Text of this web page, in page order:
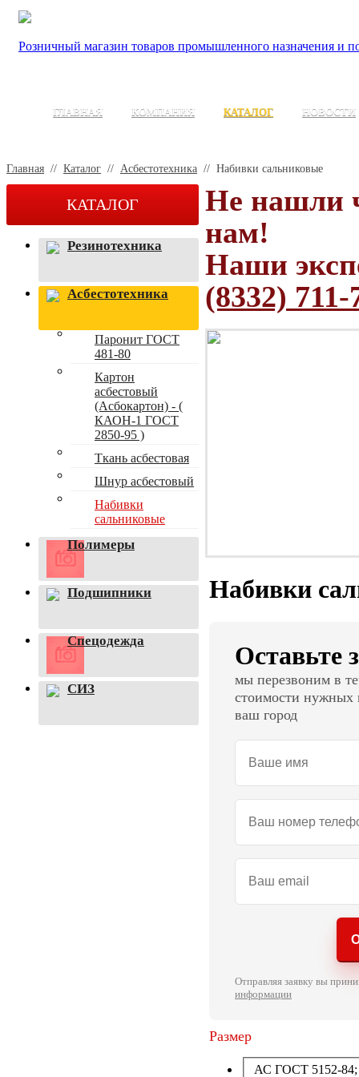
Розничный магазин товаров промышленного назначения и
ГЛАВНАЯ КОМПАНИЯ КАТАЛОГ НОВОСТИ
Главная // Каталог // Асбестотехника // Набивки сальниковые
КАТАЛОГ
Резинотехника
Асбестотехника
Паронит ГОСТ
481-80
Картон
асбестовый
(Асбокартон) - (
КАОН-1 ГОСТ
2850-95 )
Ткань асбестовая
Шнур асбестовый
Набивки
сальниковые
Полимеры
Подшипники
Спецодежда
СИЗ
Не нашли
нам!
Наши
(8332) 711-
Набивки
Оставьте
мы перезвоним в
стоимости нужных
ваш город
Отправляя заявку вы
информации
Размер
АС ГОСТ 5152-84;